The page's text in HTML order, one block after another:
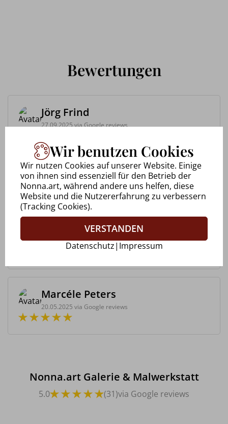
Bewertungen
Jörg Frind
27.09.2025 via Google reviews
Workshop bei Nonna Bitter Immer freundlich und
lebensfroh danke das es euch gibt 😊 was sich
auch in den Bildern gut wieder findet. Vor allem
was mich besonders beeindruckt hat war das ein
Thema behandelt wurd...
Uwe Walkowiak
28.09.2025 via Google reviews
Marcéle Peters
20.05.2025 via Google reviews
Nonna.art Galerie & Malwerkstatt
5.0 (31)via Google reviews
Wir benutzen Cookies
Wir nutzen Cookies auf unserer Website. Einige
von ihnen sind essenziell für den Betrieb der
Nonna.art, während andere uns helfen, diese
Website und die Nutzererfahrung zu verbessern
(Tracking Cookies).
VERSTANDEN
Datenschutz| Impressum